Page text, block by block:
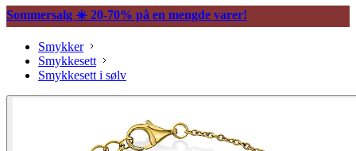
Sommersalg ☀️ 20-70% på en mengde varer!
Smykker
Smykkesett
Smykkesett i sølv